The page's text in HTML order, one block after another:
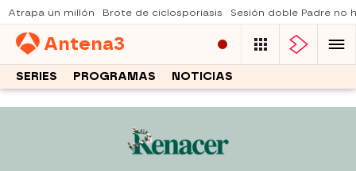
Atrapa un millón Brote de ciclosporiasis Sesión doble Padre no
Antena3
SERIES PROGRAMAS NOTICIAS